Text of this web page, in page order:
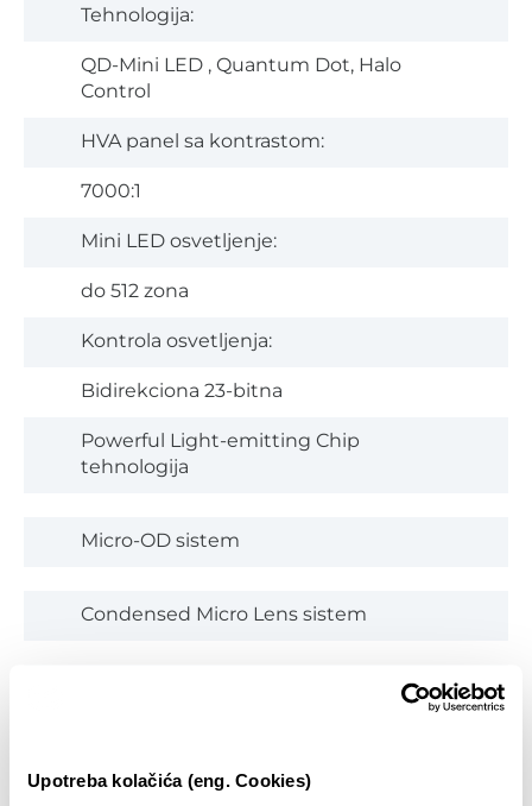
Upotreba kolačića (eng. Cookies)
Tehnologija:
QD-Mini LED , Quantum Dot, Halo
Control
HVA panel sa kontrastom:
7000:1
Mini LED osvetljenje:
do 512 zona
Kontrola osvetljenja:
Bidirekciona 23-bitna
Powerful Light-emitting Chip
tehnologija
Micro-OD sistem
Condensed Micro Lens sistem
Procesor slike: